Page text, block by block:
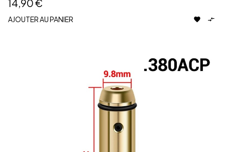
14,90 €
AJOUTER AU PANIER  